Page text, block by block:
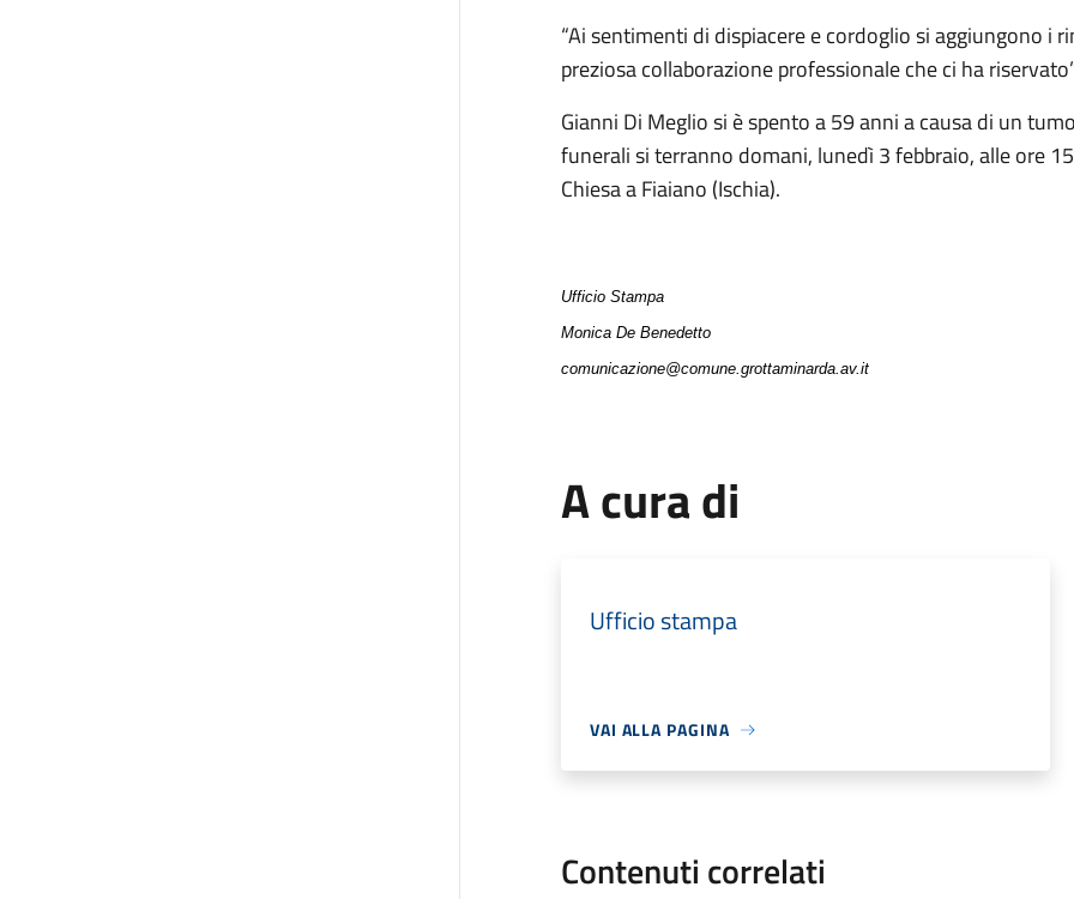
“Ai sentimenti di dispiacere e cordoglio si aggiungono i
preziosa collaborazione professionale che ci ha
Gianni Di Meglio si è spento a 59 anni a causa di un
funerali si terranno domani, lunedì 3 febbraio, alle ore
Chiesa a Fiaiano (Ischia).
Ufficio Stampa
Monica De Benedetto
comunicazione@comune.grottaminarda.av.it
A cura di
Ufficio stampa
VAI ALLA PAGINA
Contenuti correlati